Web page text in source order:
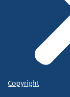
Copyright